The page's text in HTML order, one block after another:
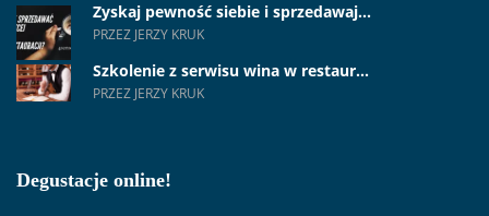
Zyskaj pewność siebie i sprzedawaj...
PRZEZ JERZY KRUK
Szkolenie z serwisu wina w restaur...
PRZEZ JERZY KRUK
Degustacje online!